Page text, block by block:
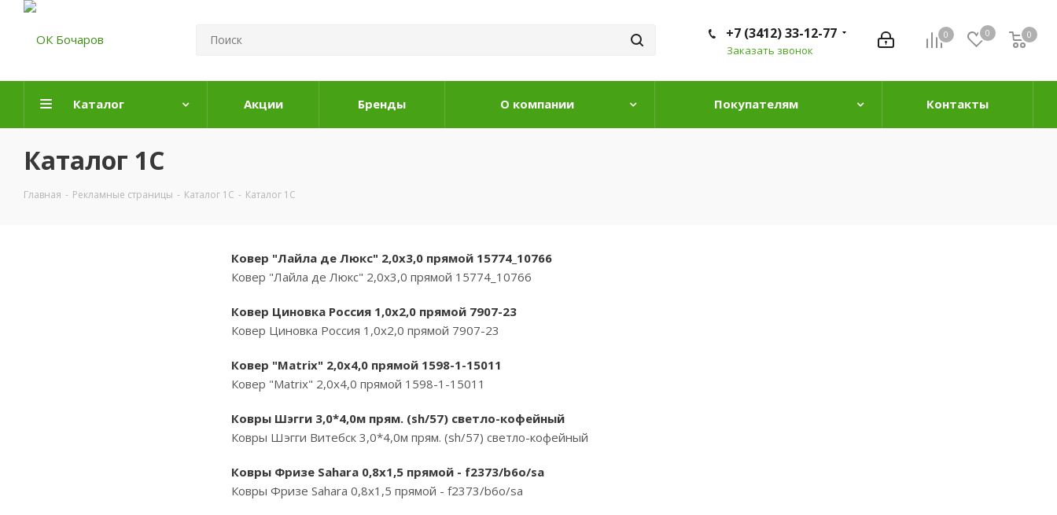
0 0 0
0
+7 (3412) 33-12-77
Заказать звонок
Каталог Акции Бренды О компании Покупателям Контакты
Каталог 1С
Главная - Рекламные страницы - Каталог 1С - Каталог 1С
Ковер "Лайла де Люкс" 2,0х3,0 прямой 15774_10766
Ковер "Лайла де Люкс" 2,0х3,0 прямой 15774_10766
Ковер Циновка Россия 1,0х2,0 прямой 7907-23
Ковер Циновка Россия 1,0х2,0 прямой 7907-23
Ковер "Matrix" 2,0х4,0 прямой 1598-1-15011
Ковер "Matrix" 2,0х4,0 прямой 1598-1-15011
Ковры Шэгги 3,0*4,0м прям. (sh/57) светло-кофейный
Ковры Шэгги Витебск 3,0*4,0м прям. (sh/57) светло-кофейный
Ковры Фризе Sahara 0,8х1,5 прямой - f2373/b6o/sa
Ковры Фризе Sahara 0,8х1,5 прямой - f2373/b6o/sa